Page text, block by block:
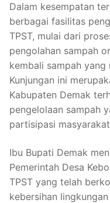
Dalam kesempatan
berbagai fasilitas
TPST, mulai dari
pengolahan sampah
kembali sampah
Kunjungan ini
Kabupaten Demak
pengelolaan sampah
partisipasi
Ibu Bupati Demak
Pemerintah Desa
TPST yang telah
kebersihan